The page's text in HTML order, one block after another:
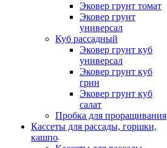
Эковер грунт томат
Эковер грунт
универсал
Куб рассадный
Эковер грунт куб
универсал
Эковер грунт куб
грин
Эковер грунт куб
салат
Пробка для проращивания
Кассеты для рассады, горшки,
кашпо